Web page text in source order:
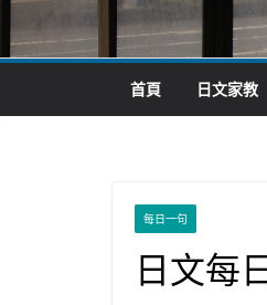
首頁 日文家教
每日一句
日文每